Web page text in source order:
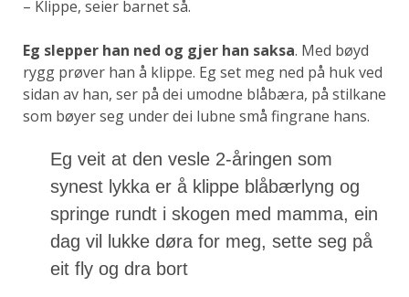
– Klippe, seier barnet så.
Eg slepper han ned og gjer han saksa. Med bøyd
rygg prøver han å klippe. Eg set meg ned på huk ved
sidan av han, ser på dei umodne blåbæra, på stilkane
som bøyer seg under dei lubne små fingrane hans.
Eg veit at den vesle 2-åringen som
synest lykka er å klippe blåbærlyng og
springe rundt i skogen med mamma, ein
dag vil lukke døra for meg, sette seg på
eit fly og dra bort